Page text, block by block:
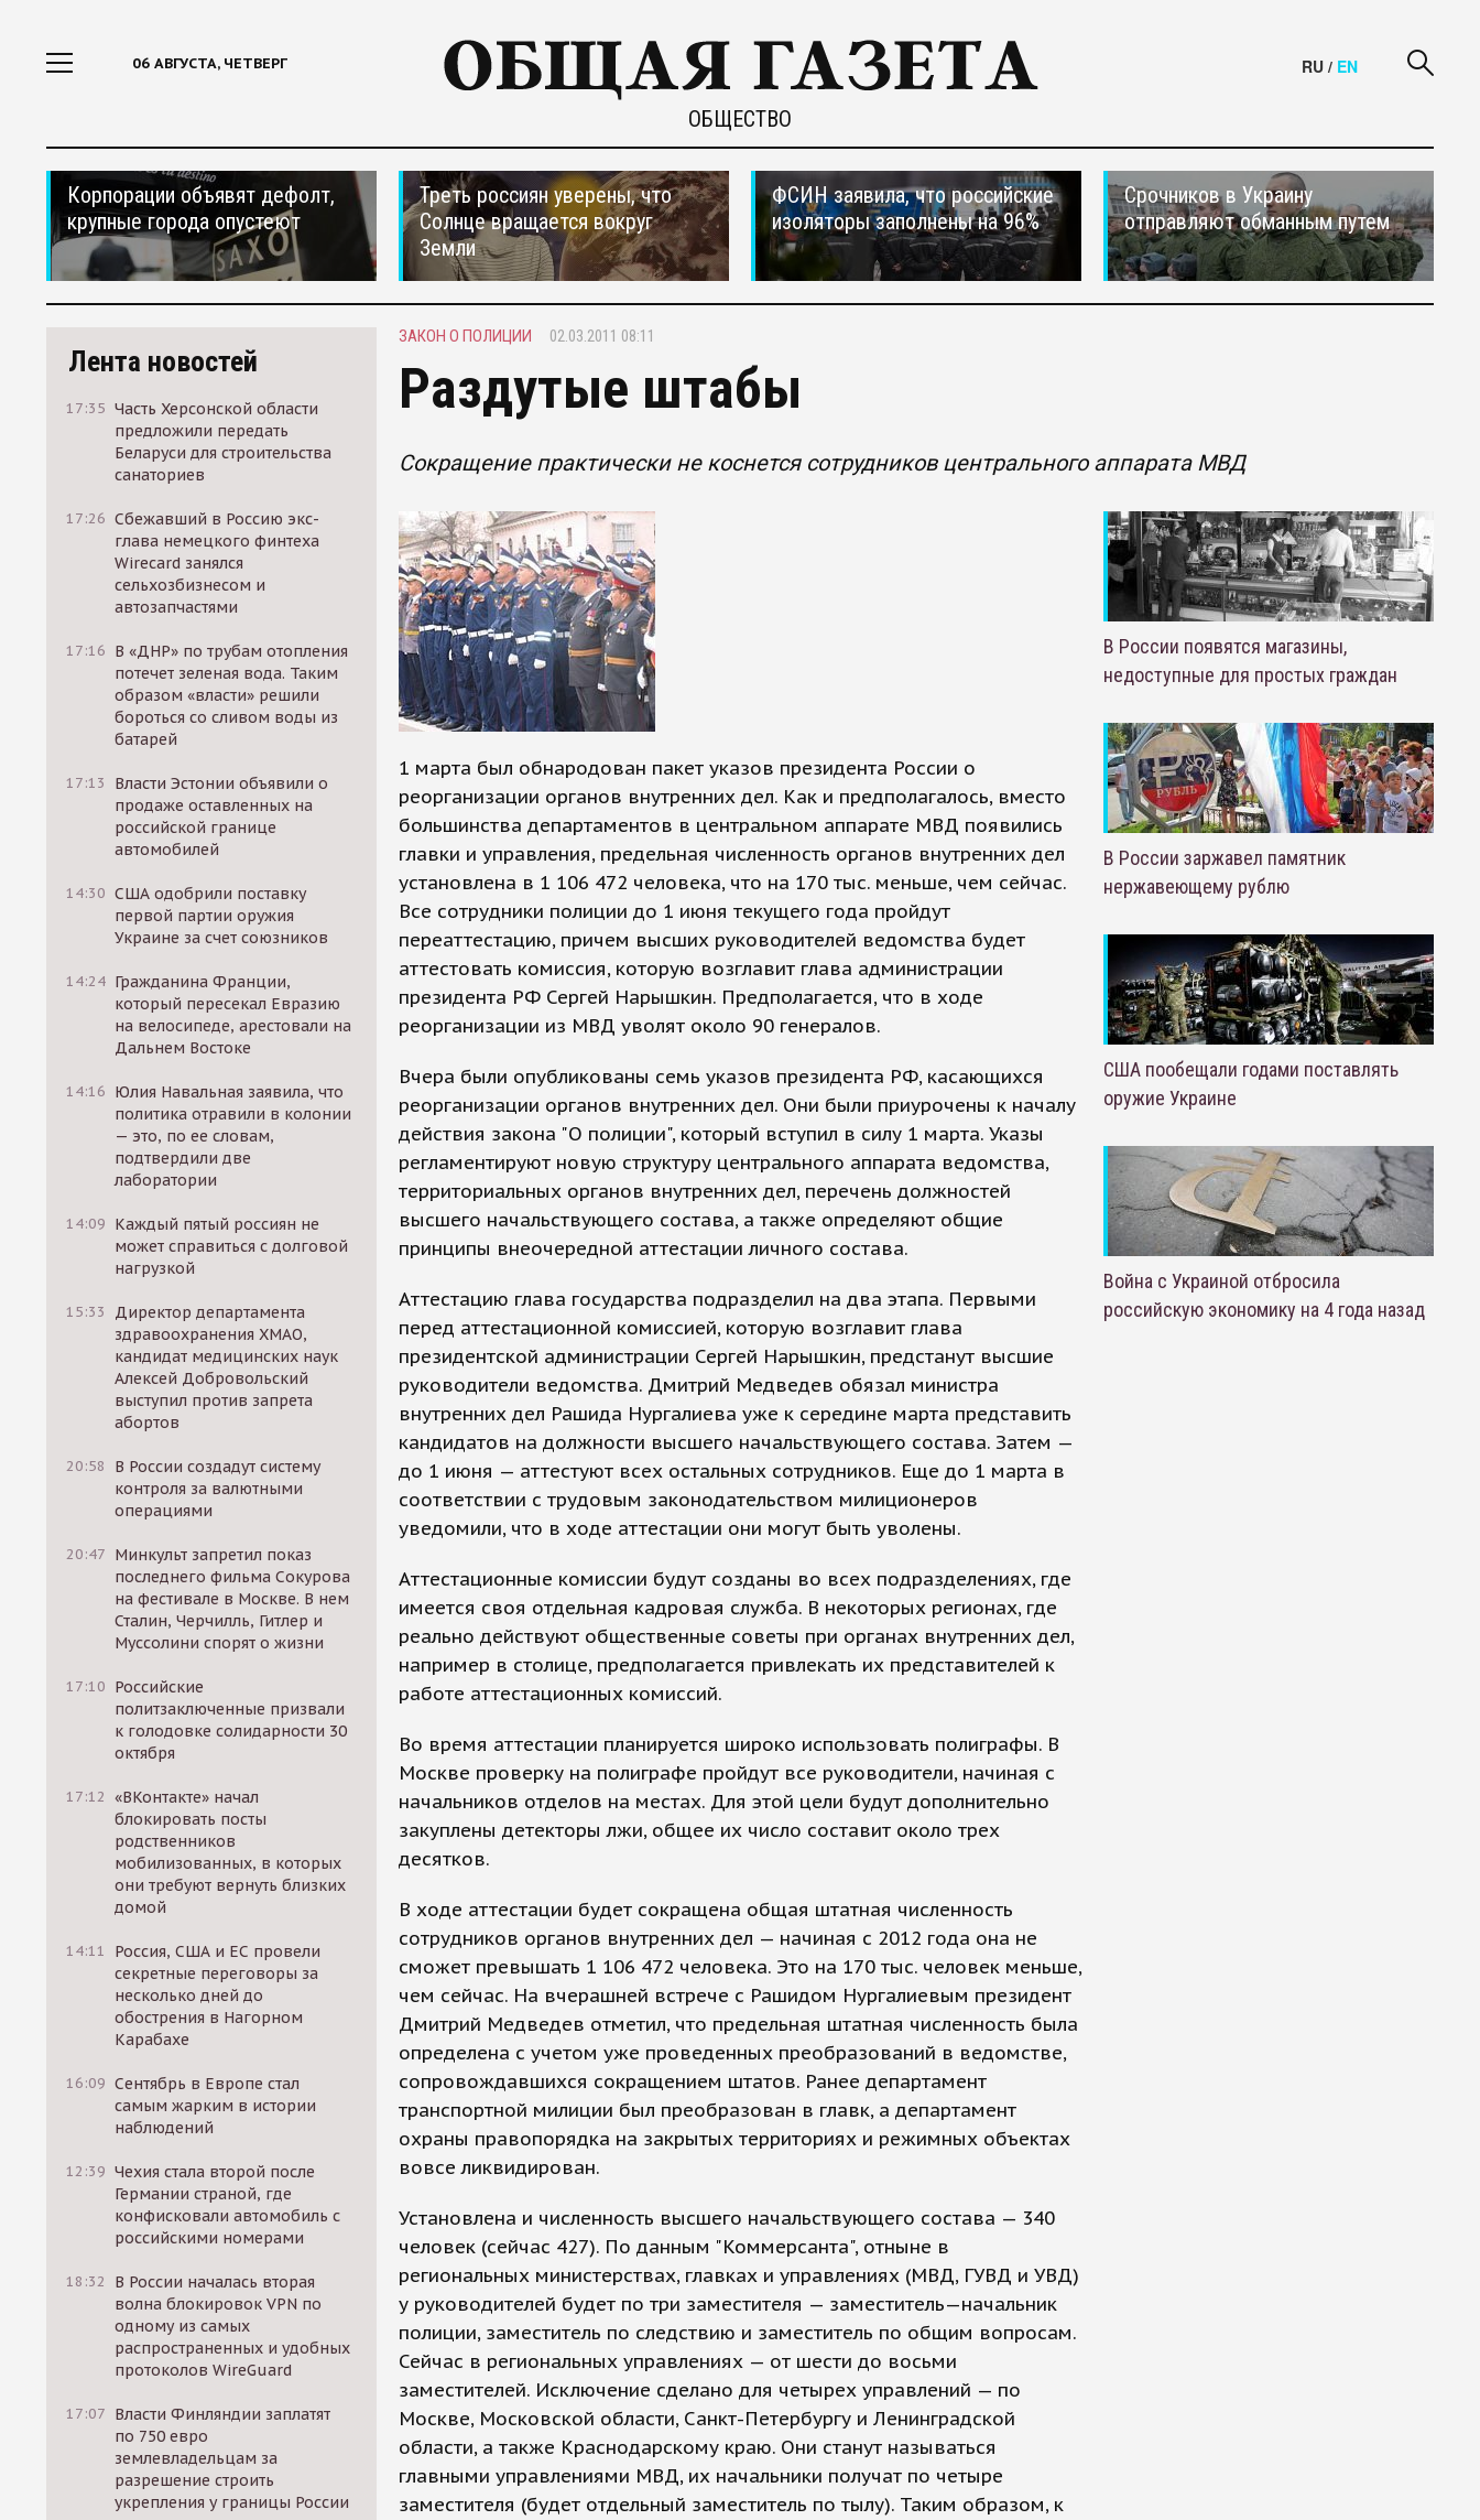
06 АВГУСТА, ЧЕТВЕРГ
ОБЩЕСТВО
RU / EN
Корпорации объявят дефолт,
крупные города опустеют
Треть россиян уверены, что
Солнце вращается вокруг
Земли
ФСИН заявила, что российские
изоляторы заполнены на 96%
Срочников в Украину
отправляют обманным путем
Лента новостей
17:35 Часть Херсонской области
предложили передать
Беларуси для строительства
санаториев
17:26 Сбежавший в Россию экс-
глава немецкого финтеха
Wirecard занялся
сельхозбизнесом и
автозапчастями
17:16 В «ДНР» по трубам отопления
потечет зеленая вода. Таким
образом «власти» решили
бороться со сливом воды из
батарей
17:13
Власти Эстонии объявили о
продаже оставленных на
российской границе
автомобилей
14:30 США одобрили поставку
первой партии оружия
Украине за счет союзников
14:24 Гражданина Франции,
который пересекал Евразию
на велосипеде, арестовали на
Дальнем Востоке
14:16 Юлия Навальная заявила, что
политика отравили в колонии
— это, по ее словам,
подтвердили две
лаборатории
14:09 Каждый пятый россиян не
может справиться с долговой
нагрузкой
15:33
Директор департамента
здравоохранения ХМАО,
кандидат медицинских наук
Алексей Добровольский
выступил против запрета
абортов
20:58
В России создадут систему
контроля за валютными
операциями
20:47 Минкульт запретил показ
последнего фильма Сокурова
на фестивале в Москве. В нем
Сталин, Черчилль, Гитлер и
Муссолини спорят о жизни
17:10 Российские
политзаключенные призвали
к голодовке солидарности 30
октября
17:12 «ВКонтакте» начал
блокировать посты
родственников
мобилизованных, в которых
они требуют вернуть близких
домой
14:11
Россия, США и ЕС провели
секретные переговоры за
несколько дней до
обострения в Нагорном
Карабахе
16:09 Сентябрь в Европе стал
самым жарким в истории
наблюдений
12:39 Чехия стала второй после
Германии страной, где
конфисковали автомобиль с
российскими номерами
18:32
В России началась вторая
волна блокировок VPN по
одному из самых
распространенных и удобных
протоколов WireGuard
17:07 Власти Финляндии заплатят
по 750 евро
землевладельцам за
разрешение строить
укрепления у границы России
ЗАКОН О ПОЛИЦИИ 02.03.2011 08:11
Раздутые штабы
Сокращение практически не коснется сотрудников центрального аппарата МВД
1 марта был обнародован пакет указов президента России о
реорганизации органов внутренних дел. Как и предполагалось, вместо
большинства департаментов в центральном аппарате МВД появились
главки и управления, предельная численность органов внутренних дел
установлена в 1 106 472 человека, что на 170 тыс. меньше, чем сейчас.
Все сотрудники полиции до 1 июня текущего года пройдут
переаттестацию, причем высших руководителей ведомства будет
аттестовать комиссия, которую возглавит глава администрации
президента РФ Сергей Нарышкин. Предполагается, что в ходе
реорганизации из МВД уволят около 90 генералов.
Вчера были опубликованы семь указов президента РФ, касающихся
реорганизации органов внутренних дел. Они были приурочены к началу
действия закона "О полиции", который вступил в силу 1 марта. Указы
регламентируют новую структуру центрального аппарата ведомства,
территориальных органов внутренних дел, перечень должностей
высшего начальствующего состава, а также определяют общие
принципы внеочередной аттестации личного состава.
Аттестацию глава государства подразделил на два этапа. Первыми
перед аттестационной комиссией, которую возглавит глава
президентской администрации Сергей Нарышкин, предстанут высшие
руководители ведомства. Дмитрий Медведев обязал министра
внутренних дел Рашида Нургалиева уже к середине марта представить
кандидатов на должности высшего начальствующего состава. Затем —
до 1 июня — аттестуют всех остальных сотрудников. Еще до 1 марта в
соответствии с трудовым законодательством милиционеров
уведомили, что в ходе аттестации они могут быть уволены.
Аттестационные комиссии будут созданы во всех подразделениях, где
имеется своя отдельная кадровая служба. В некоторых регионах, где
реально действуют общественные советы при органах внутренних дел,
например в столице, предполагается привлекать их представителей к
работе аттестационных комиссий.
Во время аттестации планируется широко использовать полиграфы. В
Москве проверку на полиграфе пройдут все руководители, начиная с
начальников отделов на местах. Для этой цели будут дополнительно
закуплены детекторы лжи, общее их число составит около трех
десятков.
В ходе аттестации будет сокращена общая штатная численность
сотрудников органов внутренних дел — начиная с 2012 года она не
сможет превышать 1 106 472 человека. Это на 170 тыс. человек меньше,
чем сейчас. На вчерашней встрече с Рашидом Нургалиевым президент
Дмитрий Медведев отметил, что предельная штатная численность была
определена с учетом уже проведенных преобразований в ведомстве,
сопровождавшихся сокращением штатов. Ранее департамент
транспортной милиции был преобразован в главк, а департамент
охраны правопорядка на закрытых территориях и режимных объектах
вовсе ликвидирован.
Установлена и численность высшего начальствующего состава — 340
человек (сейчас 427). По данным "Коммерсанта", отныне в
региональных министерствах, главках и управлениях (МВД, ГУВД и УВД)
у руководителей будет по три заместителя — заместитель—начальник
полиции, заместитель по следствию и заместитель по общим вопросам.
Сейчас в региональных управлениях — от шести до восьми
заместителей. Исключение сделано для четырех управлений — по
Москве, Московской области, Санкт-Петербургу и Ленинградской
области, а также Краснодарскому краю. Они станут называться
главными управлениями МВД, их начальники получат по четыре
заместителя (будет отдельный заместитель по тылу). Таким образом, к
В России появятся магазины,
недоступные для простых граждан
В России заржавел памятник
нержавеющему рублю
США пообещали годами поставлять
оружие Украине
Война с Украиной отбросила
российскую экономику на 4 года назад